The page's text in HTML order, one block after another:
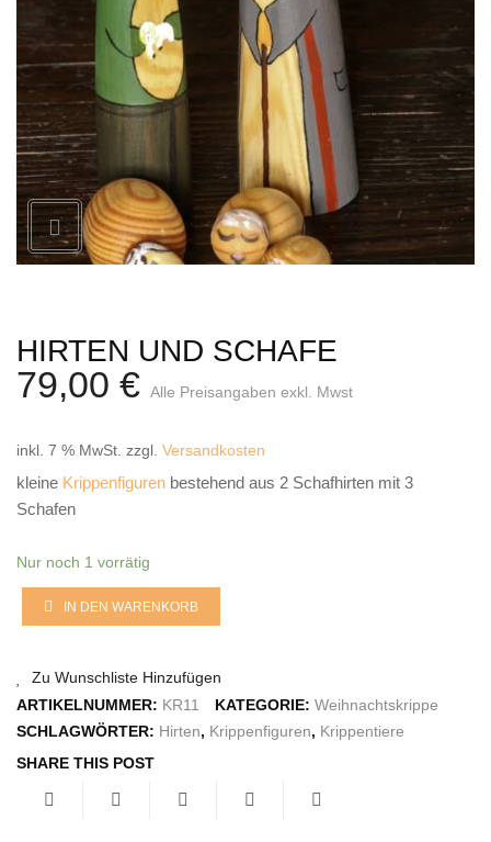
Weihnachtsengel
Bergmann
Räuchermann
Lichtfigur
Leuchterspinne
Geschenkverpackung
Kundeninformationen
KONTAKT
HIRTEN UND SCHAFE
79,00 € Alle Preisangaben exkl. Mwst
inkl. 7 % MwSt. zzgl. Versandkosten
kleine Krippenfiguren bestehend aus 2 Schafhirten mit 3
Schafen
Nur noch 1 vorrätig
Hirten
Schafe
Menge
IN DEN WARENKORB
Zu Wunschliste Hinzufügen
ARTIKELNUMMER: KR11 KATEGORIE: Weihnachtskrippe
SCHLAGWÖRTER: Hirten, Krippenfiguren, Krippentiere
SHARE THIS POST